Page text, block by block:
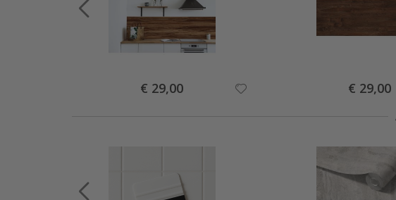
Special
Price
€ 29,00 Special
Price
€ 29,00